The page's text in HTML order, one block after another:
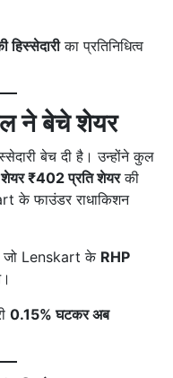
का प्रतिनिधित्व
ने बेचे शेयर
बेच दी है। उन्होंने कुल
₹402 प्रति शेयरकी
के फाउंडर राधाकिशन
जो Lenskart के RHP
0.15% घटकर अब